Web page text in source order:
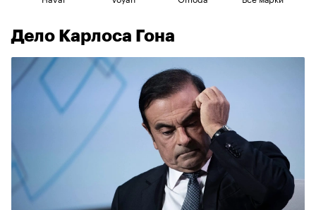
Jaecoo Volga Lada
Дело Карлоса Гона